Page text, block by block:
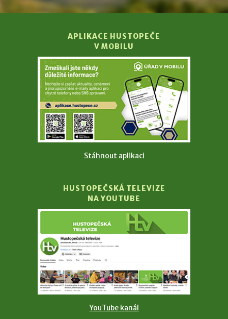
APLIKACE HUSTOPEČE
V MOBILU
Stáhnout aplikaci
HUSTOPEČSKÁ TELEVIZE
NA YOUTUBE
YouTube kanál